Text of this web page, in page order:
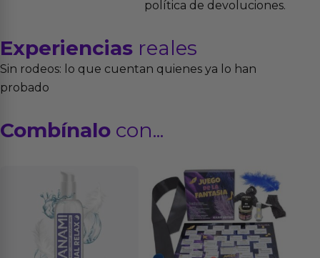
política de devoluciones.
Experiencias reales
Sin rodeos: lo que cuentan quienes ya lo han
probado
Combínalo con...